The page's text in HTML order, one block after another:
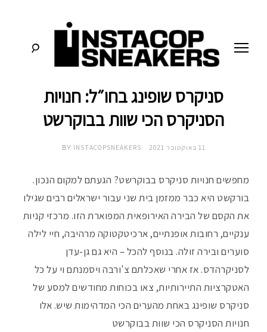
א
ס
ט
ק
ו
פ
סניקרס:
מדריכים,
סקירות
תרבות
סניקרס שופינג בחו״ל: חנויות
הסניקרס הכי שוות בבוקרשט
11 באוקטובר 2021 INSTACOPSNEAKERS
מחפשים חנויות סניקרס בבוקרשט? הגעתם למקום הנכון.
בורקשט היא כבר ממזמן בית שני עבור ישראלים רבים שגילו
את הקסם של הבירה האירופאית המפוארת הזו. מרכזי קניות
ענקיים, רחובות אופנתיים, ארכיטקטוקה מרהיבה, חיי לילה
סוערים ובירה זולה. בנוסף להכל – היא גם גן-עדן
לסניקרהדס. אז אחרי שאכלתם צ'ורבה ויסמנתם וי על כל
האטקרציות התיירותיות, צאו בכוחות מחודשים למסע של
סניקרס שופינג באחת מהערים הכי המדהימות שיש. אלו
חנויות הסניקרס הכי שוות בבוקרשט